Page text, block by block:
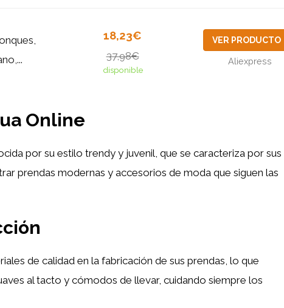
18,23€
37,98€
disponible
VER PRODUCTO
Aliexpress
Online
por su estilo trendy y juvenil, que se caracteriza por sus
prendas modernas y accesorios de moda que siguen las
de calidad en la fabricación de sus prendas, lo que
al tacto y cómodos de llevar, cuidando siempre los